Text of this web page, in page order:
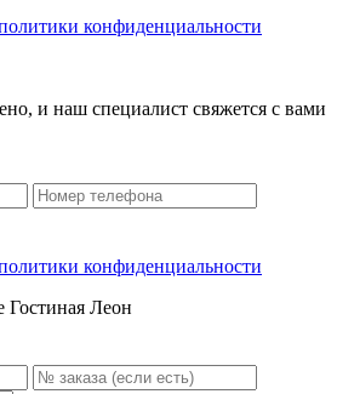
конфиденциальности
и наш специалист свяжется с вами
конфиденциальности
Гостиная Леон